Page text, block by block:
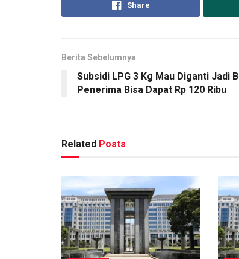
Share
Berita Sebelumnya
Subsidi LPG 3 Kg Mau Diganti Jadi
Penerima Bisa Dapat Rp 120 Ribu
Related Posts